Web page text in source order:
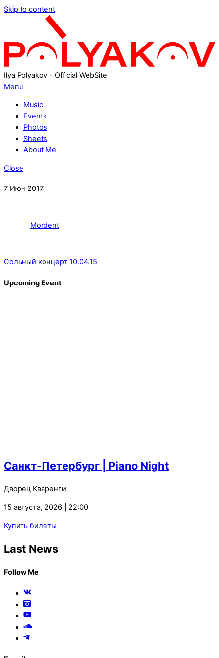
Skip to content
Ilya Polyakov - Official WebSite
Menu
Music
Events
Photos
Sheets
About Me
Close
7 Июн 2017
Mordent
Сольный концерт 10.04.15
Upcoming Event
Санкт-Петербург | Piano Night
Дворец Кваренги
15 августа, 2026 | 22:00
Купить билеты
Last News
Follow Me